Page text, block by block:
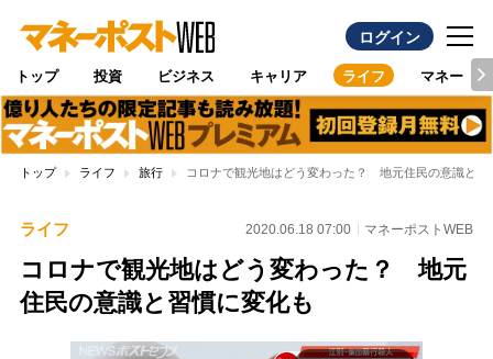
ログイン
トップ 投資 ビジネス キャリア ライフ マネー
トップ ライフ 旅行 コロナで観光地はどう変わった？ 地元住民の意識と習
ライフ 2020.06.18 07:00 マネーポストWEB
コロナで観光地はどう変わった？ 地元
住民の意識と習慣に変化も